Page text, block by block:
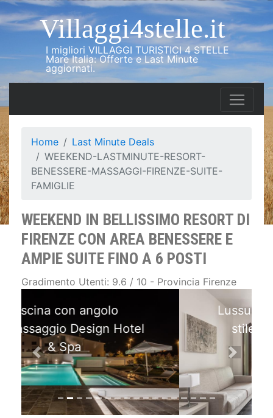
Villaggi4stelle.it
I migliori VILLAGGI TURISTICI 4 STELLE
Mare Italia: Offerte e Last Minute
aggiornati.
Home
Last Minute Deals
WEEKEND-LASTMINUTE-RESORT-
BENESSERE-MASSAGGI-FIRENZE-SUITE-
FAMIGLIE
WEEKEND IN BELLISSIMO RESORT DI
FIRENZE CON AREA BENESSERE E
AMPIE SUITE FINO A 6 POSTI
Gradimento Utenti: 9.6 / 10 - Provincia Firenze
Lussuose Suite arredate in
stile minimal moderno
Previous Next